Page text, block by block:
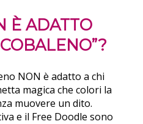
È ADATTO
”?
NON è adatto a chi
magica che colori la
muovere un dito.
e il Free Doodle sono